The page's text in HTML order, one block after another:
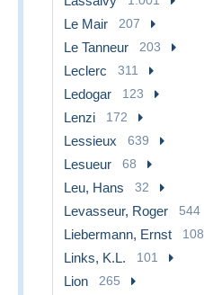
Le Mair 207
Le Tanneur 203
Leclerc 311
Ledogar 123
Lenzi 172
Lessieux 639
Lesueur 68
Leu, Hans 32
Levasseur, Roger 544
Liebermann, Ernst 108
Links, K.L. 101
Lion 265